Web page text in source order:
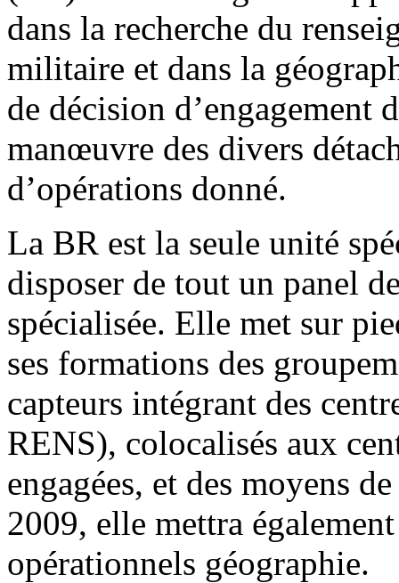
dans la recherche du
militaire et dans la
de décision d’engagement
manœuvre des divers
d’opérations donné.
La BR est la seule unité
disposer de tout un panel
spécialisée. Elle met sur
ses formations des
capteurs intégrant des
RENS), colocalisés aux
engagées, et des moyens
2009, elle mettra
opérationnels géographie.